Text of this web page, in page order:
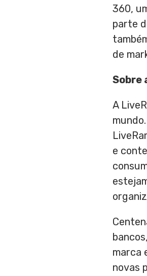
360,
parte
de
Sobre
A
e
marca
novas